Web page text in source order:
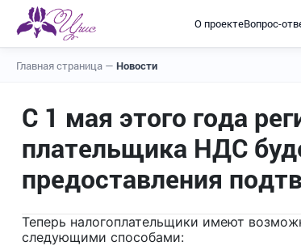
О проектеВопрос-
Главная страница — Новости
С 1 мая этого года
плательщика НДС
предоставления
Теперь налогоплательщики имеют
следующими способами: